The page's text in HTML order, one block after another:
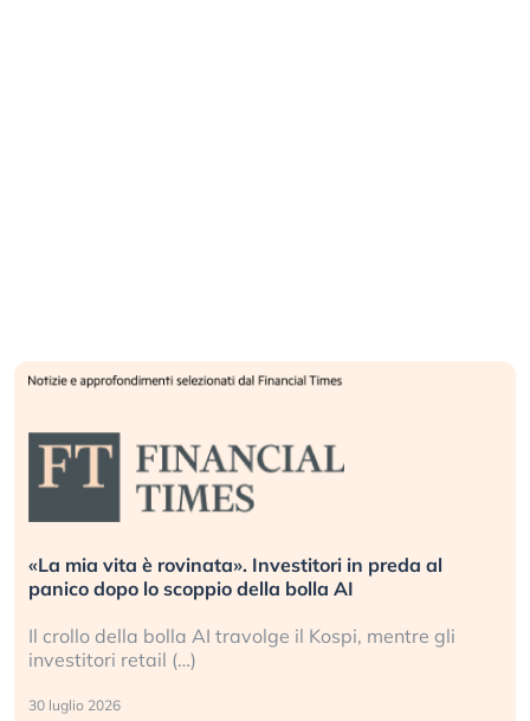
«La mia vita è rovinata». Investitori in preda al
panico dopo lo scoppio della bolla AI
Il crollo della bolla AI travolge il Kospi, mentre gli
investitori retail (…)
30 luglio 2026